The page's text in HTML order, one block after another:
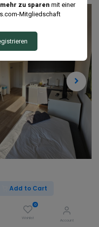
Add to Cart
0
Wishlist
Account
mehr zu sparen mit einer
Mitgliedschaft